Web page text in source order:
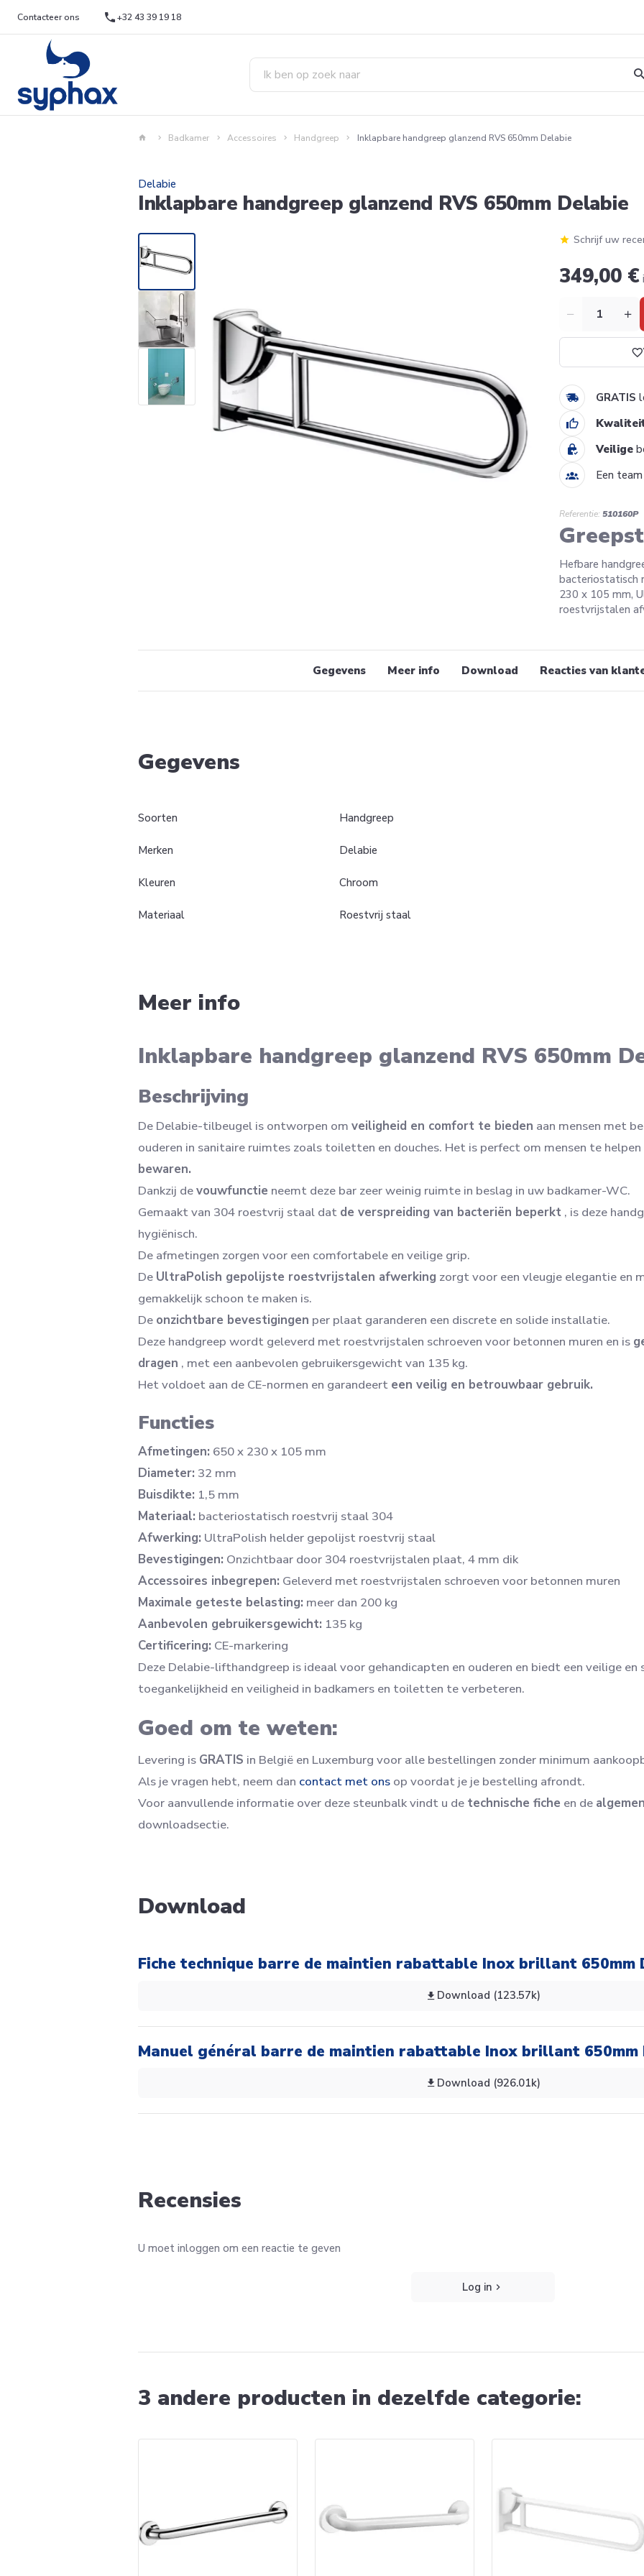
Contacteer ons +32 43 39 19 18
Badkamer Accessoires Handgreep Inklapbare handgreep glanzend RVS 650mm Delabie
Delabie
Inklapbare handgreep glanzend RVS 650mm Delabie
Schrijf uw
349,00 €
Aantal
GRATIS
Veilige
Een
Referentie: 510160P
Hefbare
bacteriostatisch
230 x 105 mm,
roestvrijstalen
Gegevens Meer info Download Reacties van
Gegevens
Soorten Handgreep
Merken Delabie
Kleuren Chroom
Materiaal Roestvrij staal
Meer info
Inklapbare handgreep glanzend RVS 650mm
Beschrijving
De Delabie-tilbeugel is ontworpen om veiligheid en comfort te bieden aan mensen met
ouderen in sanitaire ruimtes zoals toiletten en douches. Het is perfect om mensen te helpen
bewaren.
Dankzij devouwfunctie neemt deze bar zeer weinig ruimte in beslag in uw badkamer-WC.
Gemaakt van 304 roestvrij staal dat de verspreiding van bacteriën beperkt , is deze
hygiënisch.
De afmetingen zorgen voor een comfortabele en veilige grip.
De UltraPolish gepolijste roestvrijstalen afwerking zorgt voor een vleugje elegantie en
gemakkelijk schoon te maken is.
De onzichtbare bevestigingen per plaat garanderen een discrete en solide installatie.
Deze handgreep wordt geleverd met roestvrijstalen schroeven voor betonnen muren en is
dragen , met een aanbevolen gebruikersgewicht van 135 kg.
Het voldoet aan de CE-normen en garandeert een veilig en betrouwbaar gebruik.
Functies
Afmetingen: 650 x 230 x 105 mm
Diameter: 32 mm
Buisdikte: 1,5 mm
Materiaal: bacteriostatisch roestvrij staal 304
Afwerking: UltraPolish helder gepolijst roestvrij staal
Bevestigingen: Onzichtbaar door 304 roestvrijstalen plaat, 4 mm dik
Accessoires inbegrepen: Geleverd met roestvrijstalen schroeven voor betonnen muren
Maximale geteste belasting: meer dan 200 kg
Aanbevolen gebruikersgewicht: 135 kg
Certificering: CE-markering
Deze Delabie-lifthandgreep is ideaal voor gehandicapten en ouderen en biedt een veilige
toegankelijkheid en veiligheid in badkamers en toiletten te verbeteren.
Goed om te weten:
Levering is GRATIS in België en Luxemburg voor alle bestellingen zonder minimum
Als je vragen hebt, neem dan contact met ons op voordat je je bestelling afrondt.
Voor aanvullende informatie over deze steunbalk vindt u de technische fiche en de
downloadsectie.
Download
Fiche technique barre de maintien rabattable Inox brillant 650mm
Download (123.57k)
Manuel général barre de maintien rabattable Inox brillant 650mm
Download (926.01k)
Recensies
U moet inloggen om een reactie te geven
Log in
3 andere producten in dezelfde categorie: